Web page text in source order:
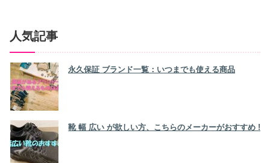
人気記事
永久保証 ブランド一覧：いつまでも使える商品
靴 幅 広い が欲しい方、こちらのメーカーがおすすめ !